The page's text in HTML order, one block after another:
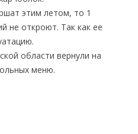
этим летом, то 1
не откроют. Так как ее
области вернули на
меню.